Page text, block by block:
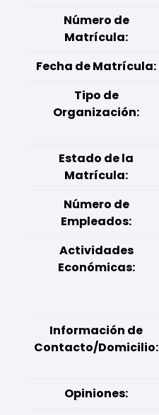
Número de
Matrícula:
Fecha de Matrícula:
Tipo de
Organización:
Estado de la
Matrícula:
Número de
Empleados:
Actividades
Económicas:
Información de
Contacto/Domicilio:
Opiniones: